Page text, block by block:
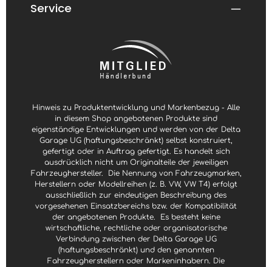
Service
Hinweis zu Produktentwicklung und Markenbezug - Alle
in diesem Shop angebotenen Produkte sind
eigenständige Entwicklungen und werden von der Delta
Garage UG (haftungsbeschränkt) selbst konstruiert,
gefertigt oder in Auftrag gefertigt. Es handelt sich
ausdrücklich nicht um Originalteile der jeweiligen
Fahrzeughersteller.
Die Nennung von Fahrzeugmarken,
Herstellern oder Modellreihen (z. B. VW, VW T4) erfolgt
ausschließlich zur eindeutigen Beschreibung des
vorgesehenen Einsatzbereichs bzw. der Kompatibilität
der angebotenen Produkte.
Es besteht keine
wirtschaftliche, rechtliche oder organisatorische
Verbindung zwischen der Delta Garage UG
(haftungsbeschränkt) und den genannten
Fahrzeugherstellern oder Markeninhabern. Die